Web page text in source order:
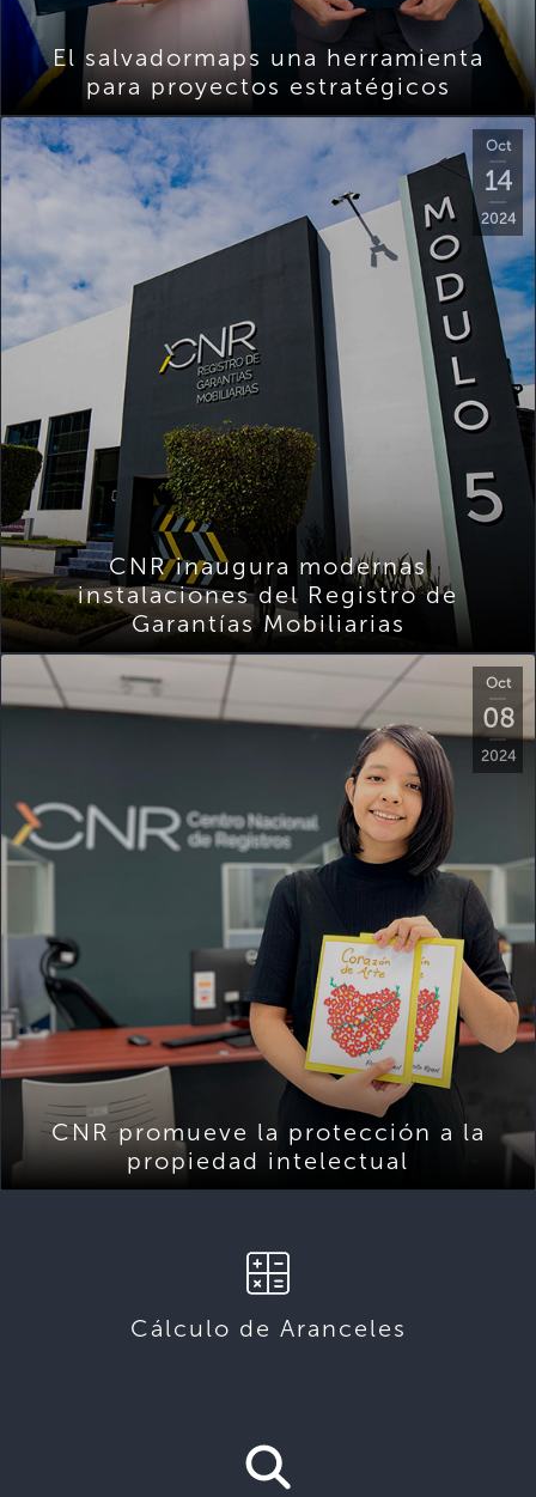
El salvadormaps una herramienta
para proyectos estratégicos
Oct
14
2024
CNR inaugura modernas
instalaciones del Registro de
Garantías Mobiliarias
Oct
08
2024
CNR promueve la protección a la
propiedad intelectual
Cálculo de Aranceles